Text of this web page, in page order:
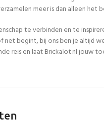
meer is dan alleen
te verbinden en te
begint, bij ons ben je altijd
reis en laat Brickalot.nl jouw